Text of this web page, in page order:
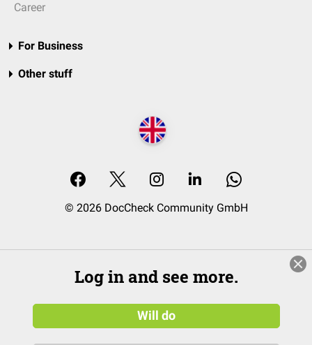
Career
For Business
Other stuff
© 2026 DocCheck Community GmbH
Log in and see more.
Will do